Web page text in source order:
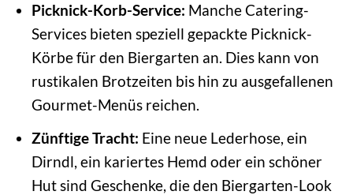
Picknick-Korb-Service: Manche Catering-
Services bieten speziell gepackte Picknick-
Körbe für den Biergarten an. Dies kann von
rustikalen Brotzeiten bis hin zu ausgefallenen
Gourmet-Menüs reichen.
Zünftige Tracht: Eine neue Lederhose, ein
Dirndl, ein kariertes Hemd oder ein schöner
Hut sind Geschenke, die den Biergarten-Look